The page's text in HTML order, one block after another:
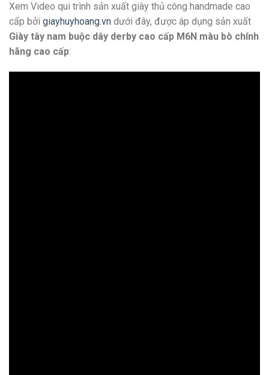
Xem Video qui trình sản xuất giày thủ công handmade cao
cấp bởi giayhuyhoang.vn dưới đây, được áp dụng sản xuất
Giày tây nam buộc dây derby cao cấp M6N màu bò chính
hãng cao cấp: